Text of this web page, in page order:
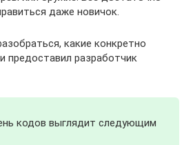
даже новичок.
какие конкретно
предоставил разработчик
кодов выглядит следующим